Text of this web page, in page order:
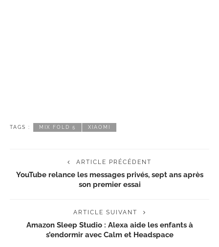
TAGS : MIX FOLD 5 XIAOMI
ARTICLE PRÉCÉDENT
YouTube relance les messages privés, sept ans après
son premier essai
ARTICLE SUIVANT
Amazon Sleep Studio : Alexa aide les enfants à
s’endormir avec Calm et Headspace